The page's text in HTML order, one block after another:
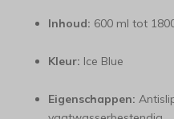
Inhoud: 600 ml tot
Kleur: Ice Blue
Eigenschappen: